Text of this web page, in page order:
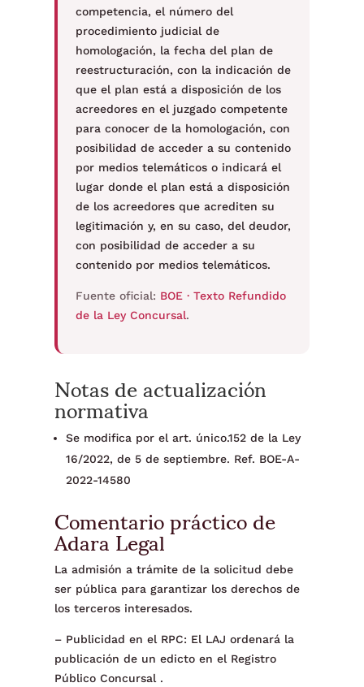
competencia, el número del
procedimiento judicial de
homologación, la fecha del plan de
reestructuración, con la indicación de
que el plan está a disposición de los
acreedores en el juzgado competente
para conocer de la homologación, con
posibilidad de acceder a su contenido
por medios telemáticos o indicará el
lugar donde el plan está a disposición
de los acreedores que acrediten su
legitimación y, en su caso, del deudor,
con posibilidad de acceder a su
contenido por medios telemáticos.
Fuente oficial: BOE · Texto Refundido
de la Ley Concursal.
Notas de actualización
normativa
Se modifica por el art. único.152 de la Ley
16/2022, de 5 de septiembre. Ref. BOE-A-
2022-14580
Comentario práctico de
Adara Legal
La admisión a trámite de la solicitud debe
ser pública para garantizar los derechos de
los terceros interesados.
– Publicidad en el RPC: El LAJ ordenará la
publicación de un edicto en el Registro
Público Concursal .